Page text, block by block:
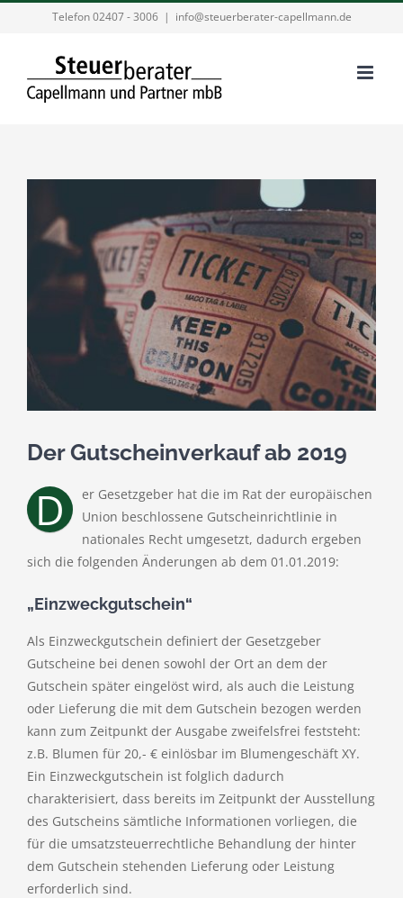
Telefon 02407 - 3006 | info@steuerberater-capellmann.de
grösseres
Bild
Der Gutscheinverkauf ab 2019
D
er Gesetzgeber hat die im Rat der europäischen
Union beschlossene Gutscheinrichtlinie in
nationales Recht umgesetzt, dadurch ergeben
sich die folgenden Änderungen ab dem 01.01.2019:
„Einzweckgutschein“
Als Einzweckgutschein definiert der Gesetzgeber
Gutscheine bei denen sowohl der Ort an dem der
Gutschein später eingelöst wird, als auch die Leistung
oder Lieferung die mit dem Gutschein bezogen werden
kann zum Zeitpunkt der Ausgabe zweifelsfrei feststeht:
z.B. Blumen für 20,- € einlösbar im Blumengeschäft XY.
Ein Einzweckgutschein ist folglich dadurch
charakterisiert, dass bereits im Zeitpunkt der Ausstellung
des Gutscheins sämtliche Informationen vorliegen, die
für die umsatzsteuerrechtliche Behandlung der hinter
dem Gutschein stehenden Lieferung oder Leistung
erforderlich sind.